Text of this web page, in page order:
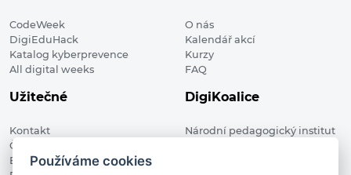
CodeWeek
DigiEduHack
Katalog kyberprevence
All digital weeks
O nás
Kalendář akcí
Kurzy
FAQ
Užitečné
Kontakt
Členské organizace
Blog
DigiKoalice
Národní pedagogický institut
Používáme cookies